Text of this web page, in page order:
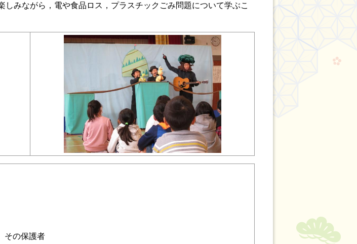
みながら，電や食品ロス，プラスチックごみ問題について学ぶこ
その保護者